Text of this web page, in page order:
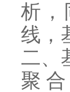
析，
线，
二、
聚